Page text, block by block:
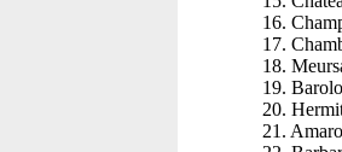
16.
17.
18.
19.
20.
21.